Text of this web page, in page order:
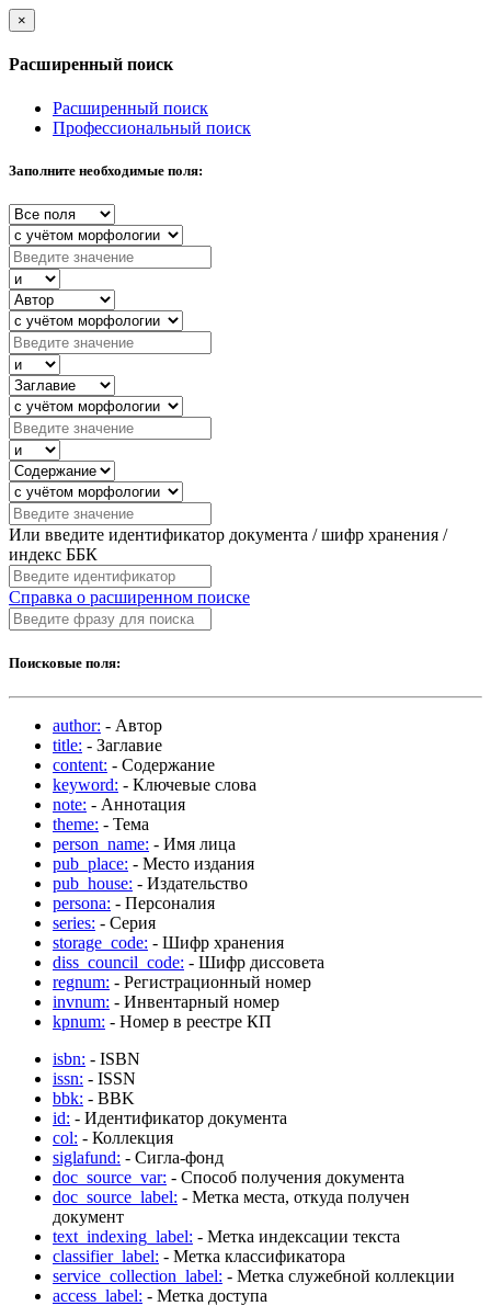
×
Расширенный поиск
Расширенный поиск
Профессиональный поиск
Заполните необходимые поля:
Или введите идентификатор документа / шифр хранения /
индекс ББК
Справка о расширенном поиске
Поисковые поля:
author: - Автор
title: - Заглавие
content: - Содержание
keyword: - Ключевые слова
note: - Аннотация
theme: - Тема
person_name: - Имя лица
pub_place: - Место издания
pub_house: - Издательство
persona: - Персоналия
series: - Серия
storage_code: - Шифр хранения
diss_council_code: - Шифр диссовета
regnum: - Регистрационный номер
invnum: - Инвентарный номер
kpnum: - Номер в реестре КП
isbn: - ISBN
issn: - ISSN
bbk: - BBK
id: - Идентификатор документа
col: - Коллекция
siglafund: - Сигла-фонд
doc_source_var: - Способ получения документа
doc_source_label: - Метка места, откуда получен
документ
text_indexing_label: - Метка индексации текста
classifier_label: - Метка классификатора
service_collection_label: - Метка служебной коллекции
access_label: - Метка доступа